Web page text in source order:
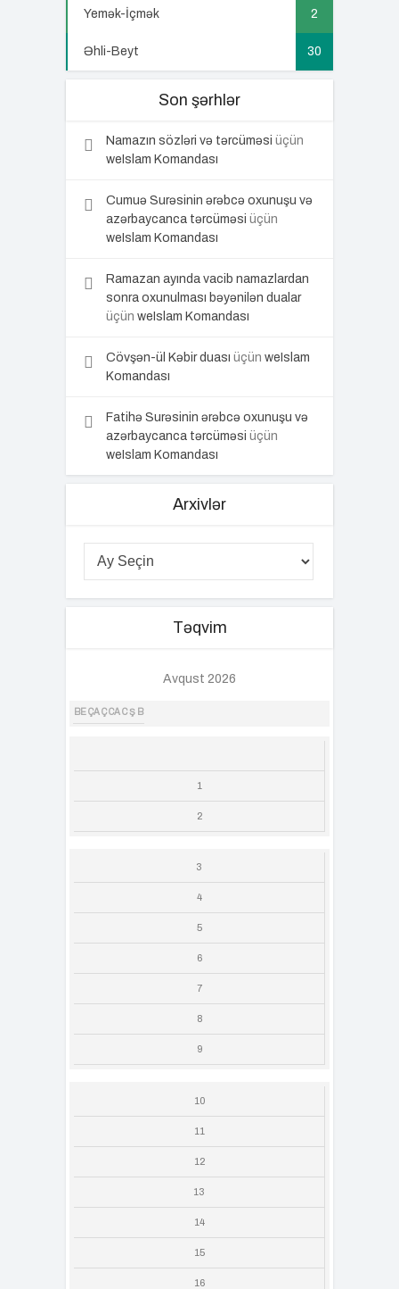
Yemək-İçmək 2
Əhli-Beyt 30
Son şərhlər
Namazın sözləri və tərcüməsi üçün
weIslam Komandası
Cumuə Surəsinin ərəbcə oxunuşu və
azərbaycanca tərcüməsi üçün
weIslam Komandası
Ramazan ayında vacib namazlardan
sonra oxunulması bəyənilən dualar
üçün weIslam Komandası
Cövşən-ül Kəbir duası üçün weIslam
Komandası
Fatihə Surəsinin ərəbcə oxunuşu və
azərbaycanca tərcüməsi üçün
weIslam Komandası
Arxivlər
Təqvim
Avqust 2026
BE ÇA Ç CA C Ş B
1
2
3
4
5
6
7
8
9
10
11
12
13
14
15
16